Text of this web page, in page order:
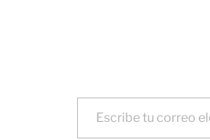
Escribe tu correo electrónico…